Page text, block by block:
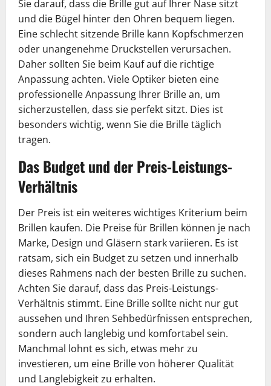
Sie darauf, dass die Brille gut auf Ihrer Nase sitzt
und die Bügel hinter den Ohren bequem liegen.
Eine schlecht sitzende Brille kann Kopfschmerzen
oder unangenehme Druckstellen verursachen.
Daher sollten Sie beim Kauf auf die richtige
Anpassung achten. Viele Optiker bieten eine
professionelle Anpassung Ihrer Brille an, um
sicherzustellen, dass sie perfekt sitzt. Dies ist
besonders wichtig, wenn Sie die Brille täglich
tragen.
Das Budget und der Preis-Leistungs-
Verhältnis
Der Preis ist ein weiteres wichtiges Kriterium beim
Brillen kaufen. Die Preise für Brillen können je nach
Marke, Design und Gläsern stark variieren. Es ist
ratsam, sich ein Budget zu setzen und innerhalb
dieses Rahmens nach der besten Brille zu suchen.
Achten Sie darauf, dass das Preis-Leistungs-
Verhältnis stimmt. Eine Brille sollte nicht nur gut
aussehen und Ihren Sehbedürfnissen entsprechen,
sondern auch langlebig und komfortabel sein.
Manchmal lohnt es sich, etwas mehr zu
investieren, um eine Brille von höherer Qualität
und Langlebigkeit zu erhalten.